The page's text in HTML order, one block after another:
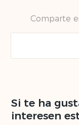
Comparte
Si te ha
interesen